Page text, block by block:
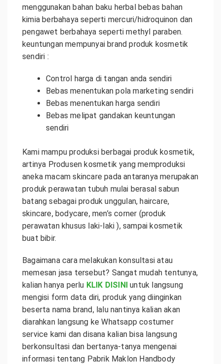
menggunakan bahan baku herbal bebas bahan
kimia berbahaya seperti mercuri/hidroquinon dan
pengawet berbahaya seperti methyl paraben.
keuntungan mempunyai brand produk kosmetik
sendiri :
Control harga di tangan anda sendiri
Bebas menentukan pola marketing sendiri
Bebas menentukan harga sendiri
Bebas melipat gandakan keuntungan
sendiri
Kami mampu produksi berbagai produk kosmetik,
artinya Produsen kosmetik yang memproduksi
aneka macam skincare pada antaranya merupakan
produk perawatan tubuh mulai berasal sabun
batang sebagai produk unggulan, haircare,
skincare, bodycare, men’s corner (produk
perawatan khusus laki-laki ), sampai kosmetik
buat bibir.
Bagaimana cara melakukan konsultasi atau
memesan jasa tersebut? Sangat mudah tentunya,
kalian hanya perlu KLIK DISINI untuk langsung
mengisi form data diri, produk yang diinginkan
beserta nama brand, lalu nantinya kalian akan
diarahkan langsung ke Whatsapp costumer
service kami dan disana kalian bisa langsung
berkonsultasi dan bertanya-tanya mengenai
informasi tentang Pabrik Maklon Handbody